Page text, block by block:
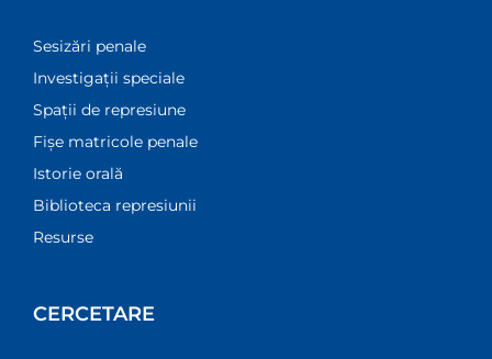
Sesizări penale
Investigații speciale
Spații de represiune
Fișe matricole penale
Istorie orală
Biblioteca represiunii
Resurse
CERCETARE